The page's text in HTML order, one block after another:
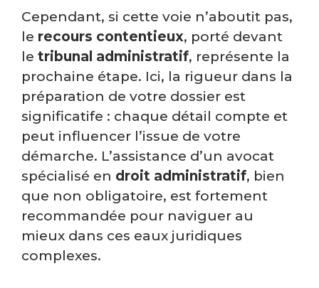
Cependant, si cette voie n’aboutit pas,
le recours contentieux, porté devant
le tribunal administratif, représente la
prochaine étape. Ici, la rigueur dans la
préparation de votre dossier est
significatife : chaque détail compte et
peut influencer l’issue de votre
démarche. L’assistance d’un avocat
spécialisé en droit administratif, bien
que non obligatoire, est fortement
recommandée pour naviguer au
mieux dans ces eaux juridiques
complexes.